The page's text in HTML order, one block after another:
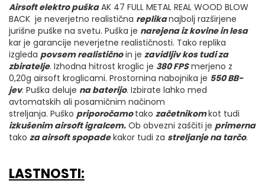
Airsoft elektro puškaAK 47 FULL METAL REAL WOOD BLOW
BACK je neverjetno realistična replikanajbolj razširjene
jurišne puške na svetu. Puška je narejena iz kovine in lesa
kar je garancije neverjetne realističnosti. Tako replika
izgleda povsem realističnoin je zavidljiv kos tudi za
zbiratelje. Izhodna hitrost kroglic je 380 FPSmerjeno z
0,20g airsoft kroglicami. Prostornina nabojnika je 550BB-
jev. Puška deluje na baterijo. Izbirate lahko med
avtomatskih ali posamičnim načinom
streljanja. Puško priporočamotako začetnikomkot tudi
izkušenim airsoft igralcem. Ob obvezni zaščiti je primerna
tako za airsoft spopadekakor tudi za streljanje na tarčo.
LASTNOSTI: